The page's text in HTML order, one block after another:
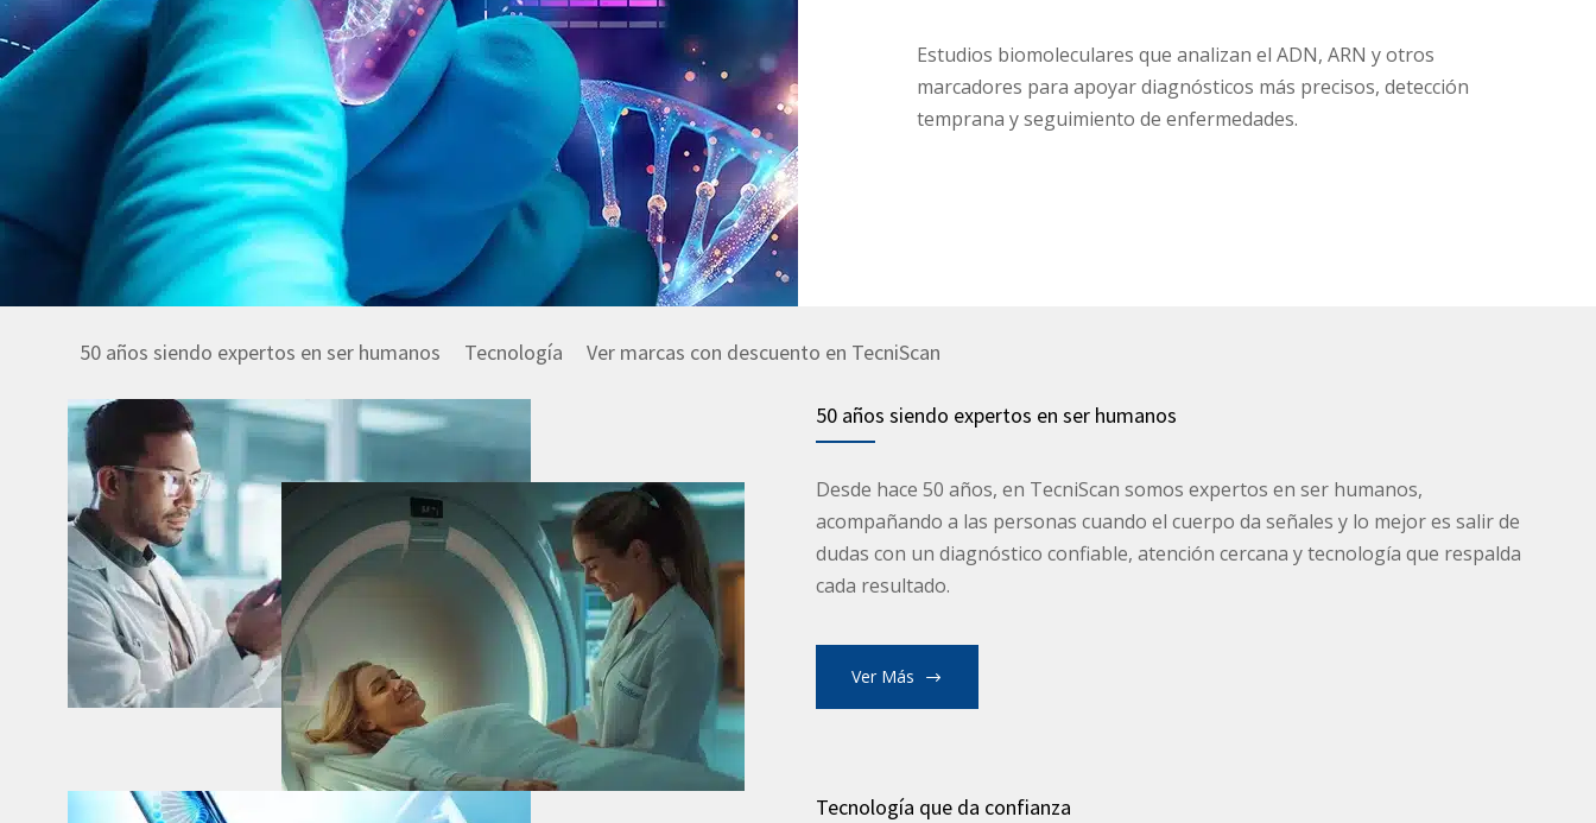
Estudios biomoleculares que analizan el ADN, ARN y otros
marcadores para apoyar diagnósticos más precisos, detección
temprana y seguimiento de enfermedades.
50 años siendo expertos en ser humanos Tecnología Ver marcas con descuento en TecniScan
50 años siendo expertos en ser humanos
Desde hace 50 años, en TecniScan somos expertos en ser humanos,
acompañando a las personas cuando el cuerpo da señales y lo mejor es salir de
dudas con un diagnóstico confiable, atención cercana y tecnología que respalda
cada resultado.
Ver Más
Tecnología que da confianza